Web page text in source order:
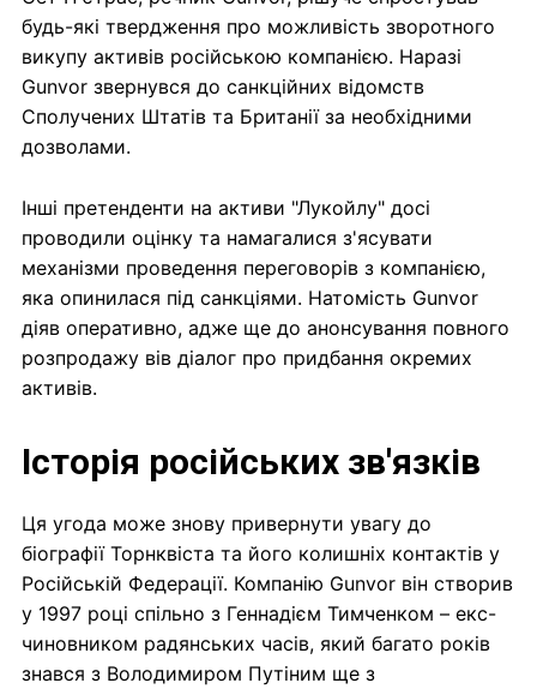
будь-які твердження про можливість зворотного
викупу активів російською компанією. Наразі
Gunvor звернувся до санкційних відомств
Сполучених Штатів та Британії за необхідними
дозволами.
Інші претенденти на активи "Лукойлу" досі
проводили оцінку та намагалися з'ясувати
механізми проведення переговорів з компанією,
яка опинилася під санкціями. Натомість Gunvor
діяв оперативно, адже ще до анонсування повного
розпродажу вів діалог про придбання окремих
активів.
Історія російських зв'язків
Ця угода може знову привернути увагу до
біографії Торнквіста та його колишніх контактів у
Російській Федерації. Компанію Gunvor він створив
у 1997 році спільно з Геннадієм Тимченком – екс-
чиновником радянських часів, який багато років
знався з Володимиром Путіним ще з